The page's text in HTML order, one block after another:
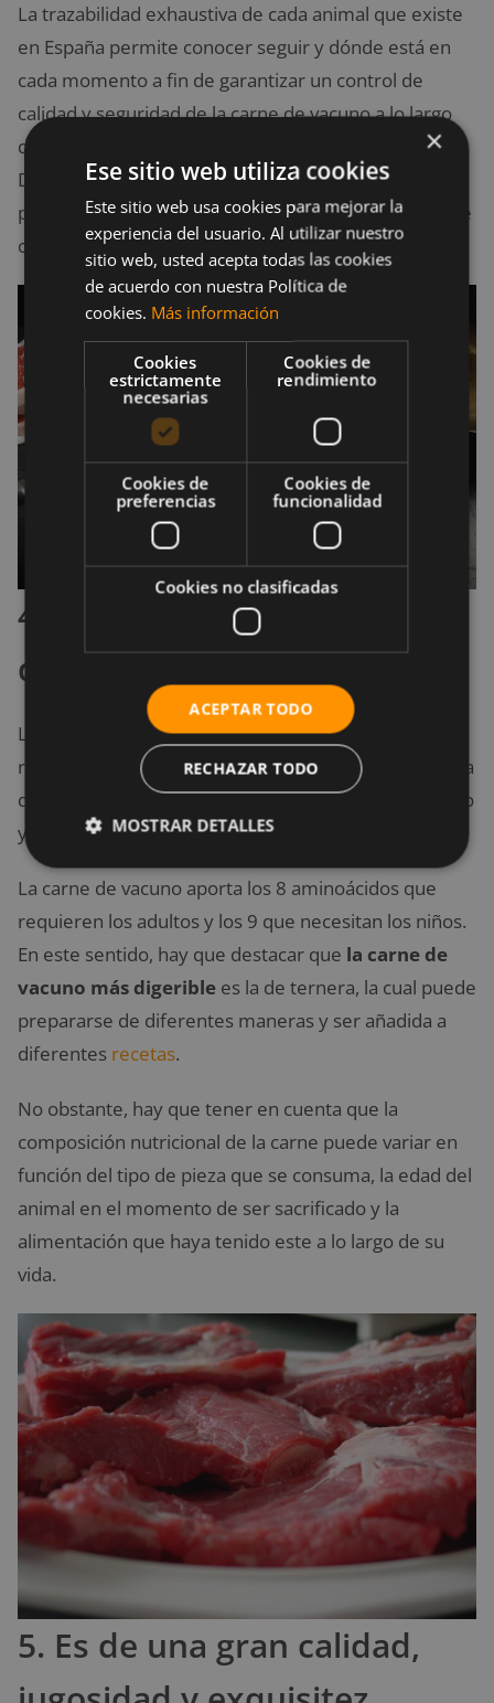
La trazabilidad exhaustiva de cada animal que existe
en España permite conocer seguir y dónde está en
cada momento a fin de garantizar un control de
calidad y seguridad de la carne de vacuno a lo largo
de todo el proceso de producción y comercialización.
De este modo, el consumidor puede sentirse
plenamente seguro de que está ingiriendo un tipo de
carne de excelente calidad.
4. Es imprescindible de la
dieta mediterránea
Las autoridades europeas de salud pública
recomiendan la
ingesta de 70 g diarios de carne
, ya
que es necesaria para el crecimiento, mantenimiento
y reparación de los tejidos corporales.
La carne de vacuno aporta los 8 aminoácidos que
requieren los adultos y los 9 que necesitan los niños.
En este sentido, hay que destacar que la carne de
vacuno más digerible es la de ternera, la cual puede
prepararse de diferentes maneras y ser añadida a
diferentes recetas.
No obstante, hay que tener en cuenta que la
composición nutricional de la carne puede variar en
función del tipo de pieza que se consuma, la edad del
animal en el momento de ser sacrificado y la
alimentación que haya tenido este a lo largo de su
vida.
5. Es de una gran calidad,
×
Ese sitio web utiliza cookies
Este sitio web usa cookies para mejorar la
experiencia del usuario. Al utilizar nuestro
sitio web, usted acepta todas las cookies
de acuerdo con nuestra Política de
cookies. Más información
Cookies
estrictamente
necesarias
Cookies de
rendimiento
Cookies de
preferencias
Cookies de
funcionalidad
Cookies no clasificadas
ACEPTAR TODO
RECHAZAR TODO
MOSTRAR DETALLES